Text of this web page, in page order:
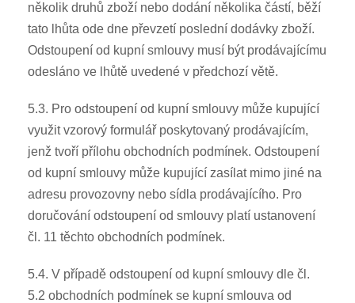
několik druhů zboží nebo dodání několika částí, běží
tato lhůta ode dne převzetí poslední dodávky zboží.
Odstoupení od kupní smlouvy musí být prodávajícímu
odesláno ve lhůtě uvedené v předchozí větě.
5.3. Pro odstoupení od kupní smlouvy může kupující
využit vzorový formulář poskytovaný prodávajícím,
jenž tvoří přílohu obchodních podmínek. Odstoupení
od kupní smlouvy může kupující zasílat mimo jiné na
adresu provozovny nebo sídla prodávajícího. Pro
doručování odstoupení od smlouvy platí ustanovení
čl. 11 těchto obchodních podmínek.
5.4. V případě odstoupení od kupní smlouvy dle čl.
5.2 obchodních podmínek se kupní smlouva od